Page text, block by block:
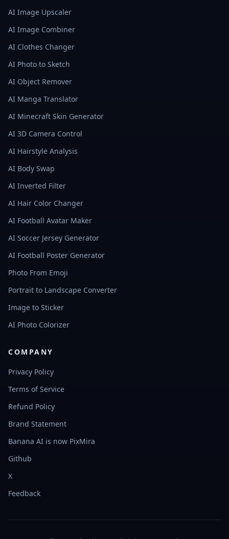
AI Image Upscaler
AI Image Combiner
AI Clothes Changer
AI Photo to Sketch
AI Object Remover
AI Manga Translator
AI Minecraft Skin Generator
AI 3D Camera Control
AI Hairstyle Analysis
AI Body Swap
AI Inverted Filter
AI Hair Color Changer
AI Football Avatar Maker
AI Soccer Jersey Generator
AI Football Poster Generator
Photo From Emoji
Portrait to Landscape Converter
Image to Sticker
AI Photo Colorizer
COMPANY
Privacy Policy
Terms of Service
Refund Policy
Brand Statement
Banana AI is now PixMira
Github
X
Feedback